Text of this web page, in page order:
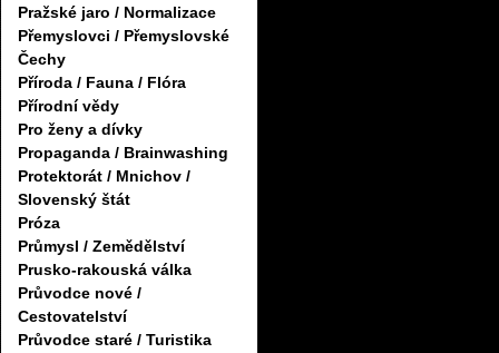
Pražské jaro / Normalizace
Přemyslovci / Přemyslovské
Čechy
Příroda / Fauna / Flóra
Přírodní vědy
Pro ženy a dívky
Propaganda / Brainwashing
Protektorát / Mnichov /
Slovenský štát
Próza
Průmysl / Zemědělství
Prusko-rakouská válka
Průvodce nové /
Cestovatelství
Průvodce staré / Turistika